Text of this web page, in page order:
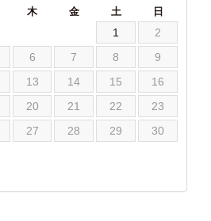
木 金 土 日
1
2
6 7 8
9
13 14 15
16
20 21 22
23
27 28 29
30